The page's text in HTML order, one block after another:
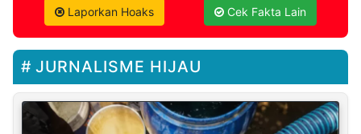
Laporkan Hoaks Cek Fakta Lain
JURNALISME HIJAU